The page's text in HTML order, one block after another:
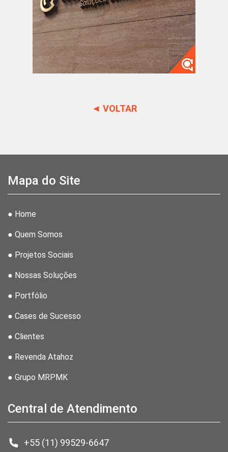
◄ VOLTAR
Mapa do Site
● Home
● Quem Somos
● Projetos Sociais
● Nossas Soluções
● Portfólio
● Cases de Sucesso
● Clientes
● Revenda Atahoz
● Grupo MRPMK
Central de Atendimento
+55 (11) 99529-6647